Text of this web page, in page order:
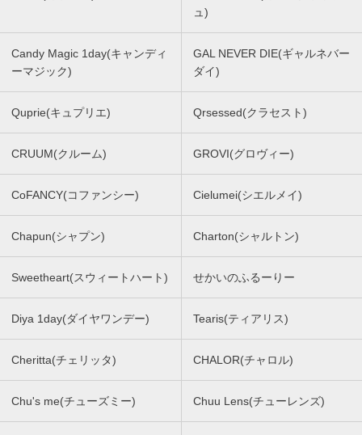
ュ)
Candy Magic 1day(キャンディ
ーマジック)
GAL NEVER DIE(ギャルネバー
ダイ)
Quprie(キュプリエ) Qrsessed(クラセスト)
CRUUM(クルーム) GROVI(グロヴィー)
CoFANCY(コファンシー) Cielumei(シエルメイ)
Chapun(シャプン) Charton(シャルトン)
Sweetheart(スウィートハート) せかいのふるーりー
Diya 1day(ダイヤワンデー) Tearis(ティアリス)
Cheritta(チェリッタ) CHALOR(チャロル)
Chu's me(チューズミー) Chuu Lens(チューレンズ)